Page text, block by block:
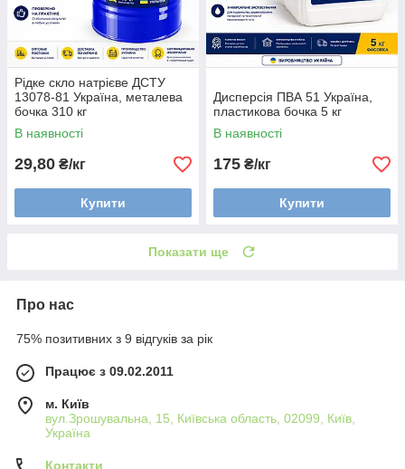
Рідке скло натрієве ДСТУ
13078-81 Україна, металева
бочка 310 кг
В наявності
29,80 ₴/кг
Купити
Дисперсія ПВА 51 Україна,
пластикова бочка 5 кг
В наявності
175 ₴/кг
Купити
Показати ще
Про нас
75% позитивних з 9 відгуків за рік
Працює з 09.02.2011
м. Київ
вул.Зрошувальна, 15, Київська область, 02099, Київ,
Україна
Контакти